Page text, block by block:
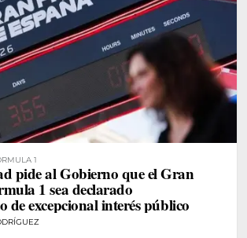
1
pide al Gobierno que el Gran
1 sea declarado
de excepcional interés público